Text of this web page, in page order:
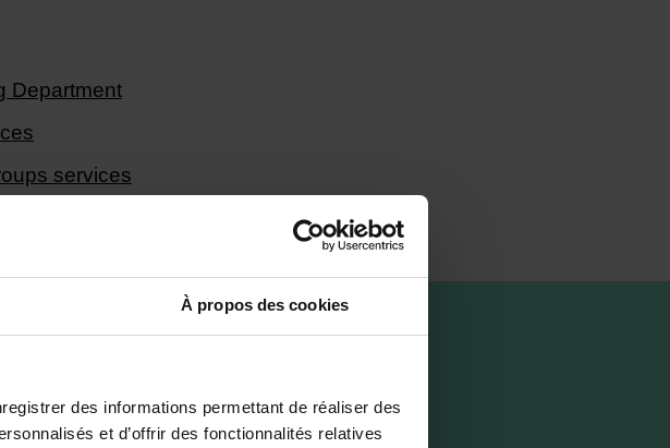
À propos des cookies
des informations permettant de réaliser des
et d’offrir des fonctionnalités relatives
Department
services
à Nantes To plan
Coming to Nantes